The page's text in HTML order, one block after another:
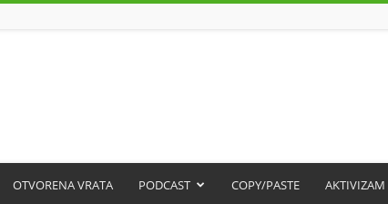
OTVORENA VRATA PODCAST COPY/PASTE AKTIVIZAM